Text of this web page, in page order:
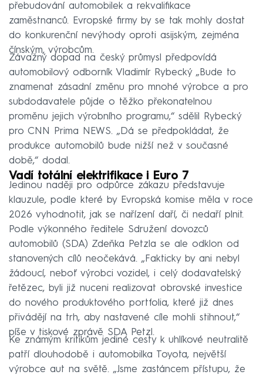
přebudování automobilek a rekvalifikace
zaměstnanců. Evropské firmy by se tak mohly dostat
do konkurenční nevýhody oproti asijským, zejména
čínským, výrobcům.
Závažný dopad na český průmysl předpovídá
automobilový odborník Vladimír Rybecký „Bude to
znamenat zásadní změnu pro mnohé výrobce a pro
subdodavatele půjde o těžko překonatelnou
proměnu jejich výrobního programu,“ sdělil Rybecký
pro CNN Prima NEWS. „Dá se předpokládat, že
produkce automobilů bude nižší než v současné
době,“ dodal.
Vadí totální elektrifikace i Euro 7
Jedinou naději pro odpůrce zákazu představuje
klauzule, podle které by Evropská komise měla v roce
2026 vyhodnotit, jak se nařízení daří, či nedaří plnit.
Podle výkonného ředitele Sdružení dovozců
automobilů (SDA) Zdeňka Petzla se ale odklon od
stanovených cílů neočekává. „Fakticky by ani nebyl
žádoucí, neboť výrobci vozidel, i celý dodavatelský
řetězec, byli již nuceni realizovat obrovské investice
do nového produktového portfolia, které již dnes
přivádějí na trh, aby nastavené cíle mohli stihnout,“
píše v tiskové zprávě SDA Petzl.
Ke známým kritikům jediné cesty k uhlíkové neutralitě
patří dlouhodobě i automobilka Toyota, největší
výrobce aut na světě. „Jsme zastáncem přístupu, že